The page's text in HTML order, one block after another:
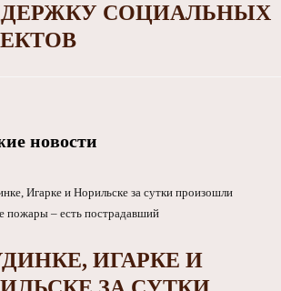
СОЦИАЛЬНЫХ
новости
ИГАРКЕ И